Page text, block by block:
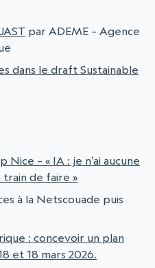
par ADEME – Agence
dans le draft Sustainable
Nice – « IA : je n’ai aucune
train de faire »
à la Netscouade puis
: concevoir un plan
et 18 mars 2026.